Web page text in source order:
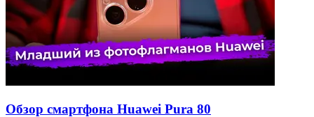
Обзор смартфона Huawei Pura 80